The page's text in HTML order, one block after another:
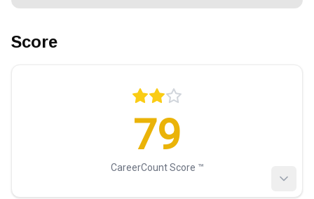
Score
79
CareerCount Score ™️